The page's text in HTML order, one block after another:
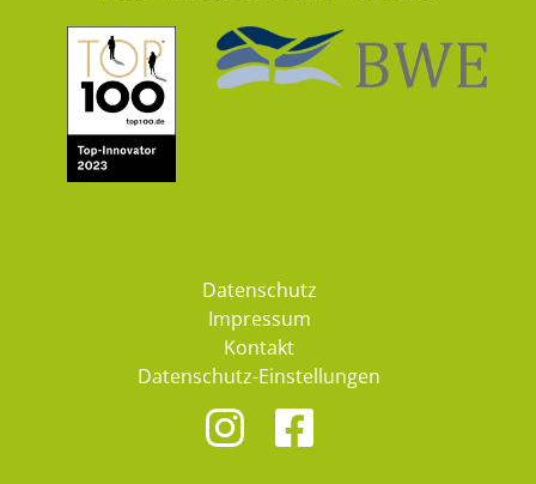
Datenschutz
Impressum
Kontakt
Datenschutz-Einstellungen